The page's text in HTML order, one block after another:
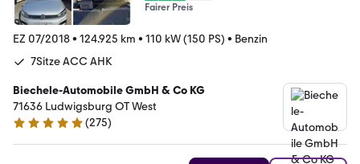
Fairer Preis
EZ 07/2018• 124.925 km • 110 kW (150 PS) • Benzin
7Sitze ACC AHK
Biechele-Automobile GmbH & Co KG
71636 Ludwigsburg OT West
4.9 Sterne
(275)